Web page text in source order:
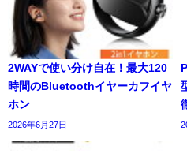
2WAYで使い分け自在！最大120
時間のBluetoothイヤーカフイヤ
ホン
2026年6月27日